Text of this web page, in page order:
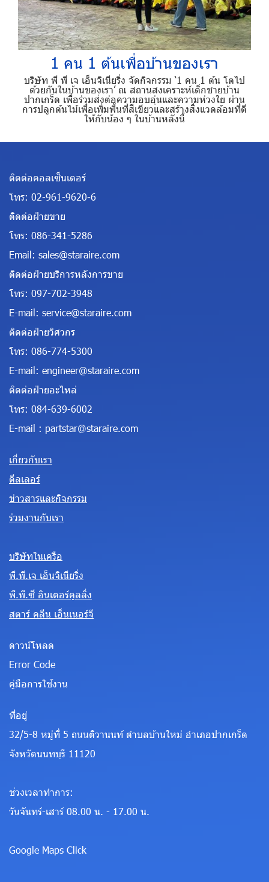
1 คน 1 ต้นเพื่อบ้านของเรา
บริษัท พี พี เจ เอ็นจิเนียริ่ง จัดกิจกรรม ‘1 คน 1 ต้น โตไป
ด้วยกันในบ้านของเรา’ ณ สถานสงเคราะห์เด็กชายบ้าน
ปากเกร็ด เพื่อร่วมส่งต่อความอบอุ่นและความห่วงใย ผ่าน
การปลูกต้นไม้เพื่อเพิ่มพื้นที่สีเขียวและสร้างสิ่งแวดล้อมที่ดี
ให้กับน้อง ๆ ในบ้านหลังนี้
ติดต่อคอลเซ็นเตอร์
โทร: 02-961-9620-6
ติดต่อฝ่ายขาย
โทร: 086-341-5286
Email: sales@staraire.com
ติดต่อฝ่ายบริการหลังการขาย
โทร: 097-702-3948
E-mail: service@staraire.com
ติดต่อฝ่ายวิศวกร
โทร: 086-774-5300
E-mail: engineer@staraire.com
ติดต่อฝ่ายอะไหล่
โทร: 084-639-6002
E-mail : partstar@staraire.com
เกี่ยวกับเรา
ดีลเลอร์
ข่าวสารและกิจกรรม
ร่วมงานกับเรา
บริษัทในเครือ
พี.พี.เจ เอ็นจิเนียริ่ง
พี.พี.ซี อินเตอร์คูลลิ่ง
สตาร์ คลีน เอ็นเนอร์จี
ดาวน์โหลด
Error Code
คู่มือการใช้งาน
ที่อยู่
32/5-8 หมู่ที่ 5 ถนนติวานนท์ ตำบลบ้านใหม่ อำเภอปากเกร็ด
จังหวัดนนทบุรี 11120
ช่วงเวลาทำการ:
วันจันทร์-เสาร์ 08.00 น. - 17.00 น.
Google Maps Click